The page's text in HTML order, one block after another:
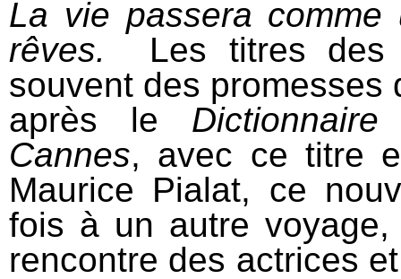
La vie passera comme
rêves.
Les titres des
souvent des promesses
après le
Cannes, avec ce titre
Maurice Pialat, ce
fois à un autre
rencontre des actrices